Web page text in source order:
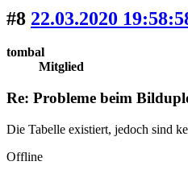
#8 22.03.2020
tombal
Mitglied
Re: Probleme beim
Die Tabelle existiert, jedoch sind
Offline